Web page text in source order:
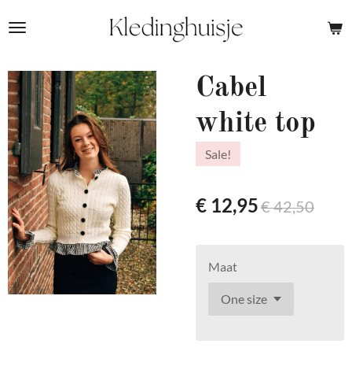
direct
de
hoofdinhoud
Cabel
white top
Sale!
€ 12,95€ 42,50
Maat